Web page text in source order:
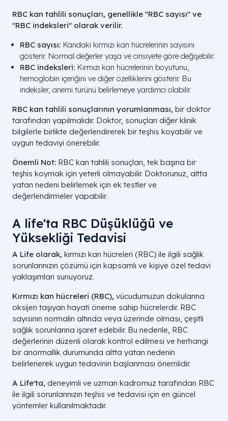
RBC kan tahlili sonuçları, genellikle "RBC sayısı" ve
"RBC indeksleri" olarak verilir.
RBC sayısı: Kandaki kırmızı kan hücrelerinin sayısını
gösterir. Normal değerler yaşa ve cinsiyete göre değişebilir.
RBC indeksleri: Kırmızı kan hücrelerinin boyutunu,
hemoglobin içeriğini ve diğer özelliklerini gösterir. Bu
indeksler, anemi türünü belirlemeye yardımcı olabilir.
RBC kan tahlili sonuçlarının yorumlanması, bir doktor
tarafından yapılmalıdır. Doktor, sonuçları diğer klinik
bilgilerle birlikte değerlendirerek bir teşhis koyabilir ve
uygun tedaviyi önerebilir.
Önemli Not: RBC kan tahlili sonuçları, tek başına bir
teşhis koymak için yeterli olmayabilir. Doktorunuz, altta
yatan nedeni belirlemek için ek testler ve
değerlendirmeler yapabilir.
A life'ta RBC Düşüklüğü ve
Yüksekliği Tedavisi
A Life olarak, kırmızı kan hücreleri (RBC) ile ilgili sağlık
sorunlarınızın çözümü için kapsamlı ve kişiye özel tedavi
yaklaşımları sunuyoruz.
Kırmızı kan hücreleri (RBC), vücudumuzun dokularına
oksijen taşıyan hayati öneme sahip hücrelerdir. RBC
sayısının normalin altında veya üzerinde olması, çeşitli
sağlık sorunlarına işaret edebilir. Bu nedenle, RBC
değerlerinin düzenli olarak kontrol edilmesi ve herhangi
bir anormallik durumunda altta yatan nedenin
belirlenerek uygun tedavinin başlanması önemlidir.
A Life'ta, deneyimli ve uzman kadromuz tarafından RBC
ile ilgili sorunlarınızın teşhis ve tedavisi için en güncel
yöntemler kullanılmaktadır.